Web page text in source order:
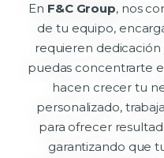
En F&C Group, nos
de tu equipo,
requieren dedicación
puedas concentrarte
hacen crecer tu
personalizado,
para ofrecer
garantizando que